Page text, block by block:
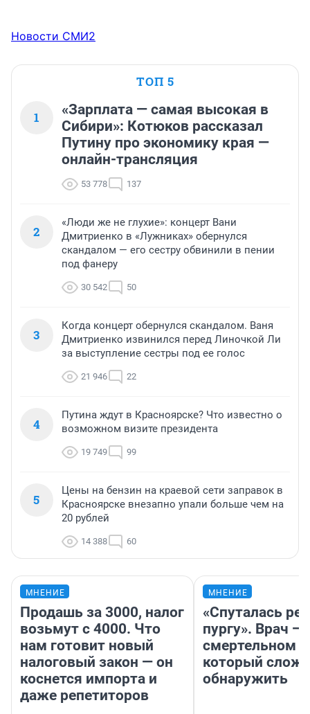
Новости СМИ2
ТОП 5
1
«Зарплата — самая высокая в
Сибири»: Котюков рассказал
Путину про экономику края —
онлайн-трансляция
53 778 137
2
«Люди же не глухие»: концерт Вани
Дмитриенко в «Лужниках» обернулся
скандалом — его сестру обвинили в пении
под фанеру
30 542 50
3
Когда концерт обернулся скандалом. Ваня
Дмитриенко извинился перед Линочкой Ли
за выступление сестры под ее голос
21 946 22
4
Путина ждут в Красноярске? Что известно о
возможном визите президента
19 749 99
5
Цены на бензин на краевой сети заправок в
Красноярске внезапно упали больше чем на
20 рублей
14 388 60
МНЕНИЕ
Продашь за 3000, налог
возьмут с 4000. Что
нам готовит новый
налоговый закон — он
коснется импорта и
даже репетиторов
МНЕНИЕ
«Спуталась
пургу». Врач —
смертельном
который
обнаружить